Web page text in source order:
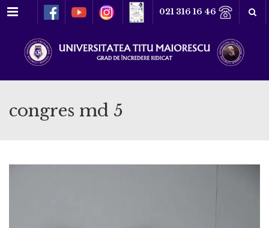
Meniu 021 316 16 46
congres md 5